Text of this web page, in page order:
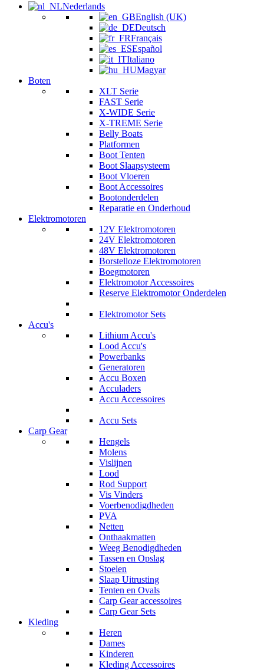
Nederlands
English (UK)
Deutsch
Français
Español
Italiano
Magyar
Boten
XLT Serie
FAST Serie
X-WIDE Serie
X-TREME Serie
Belly Boats
Platformen
Boot Tenten
Boot Slaapsysteem
Boot Vloeren
Boot Accessoires
Bootonderdelen
Reparatie en Onderhoud
Elektromotoren
12V Elektromotoren
24V Elektromotoren
48V Elektromotoren
Borstelloze Elektromotoren
Boegmotoren
Elektromotor Accessoires
Reserve Elektromotor Onderdelen
Elektromotor Sets
Accu's
Lithium Accu's
Lood Accu's
Powerbanks
Generatoren
Accu Boxen
Acculaders
Accu Accessoires
Accu Sets
Carp Gear
Hengels
Molens
Vislijnen
Lood
Rod Support
Vis Vinders
Voerbenodigdheden
PVA
Netten
Onthaakmatten
Weeg Benodigdheden
Tassen en Opslag
Stoelen
Slaap Uitrusting
Tenten en Ovals
Carp Gear accessoires
Carp Gear Sets
Kleding
Heren
Dames
Kinderen
Kleding Accessoires